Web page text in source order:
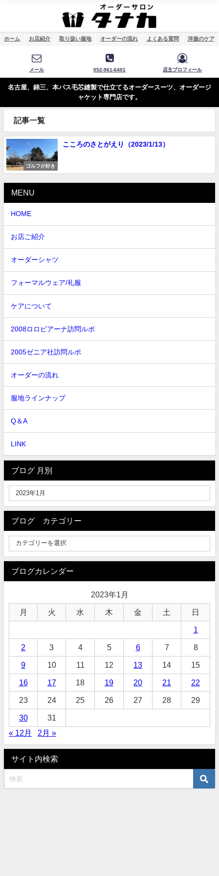
ホーム お店紹介 取り扱い服地 オーダーの流れ よくある質問 洋服のケア
メール 052-961-6401 店主プロフィール
名古屋、錦三、本バス毛芯縫製で仕立てるオーダースーツ、オーダージ
ャケット専門店です。
記事一覧
ゴルフが好き
こころのさとがえり（2023/1/13）
MENU
HOME
お店ご紹介
オーダーシャツ
フォーマルウェア/礼服
ケアについて
2008ロロピアーナ訪問ルポ
2005ゼニア社訪問ルポ
オーダーの流れ
服地ラインナップ
Q＆A
LINK
ブログ 月別
ブログ カテゴリー
ブログカレンダー
2023年1月
月 火 水 木 金 土 日
1
2 3 4 5 6 7 8
9 10 11 12 13 14 15
16 17 18 19 20 21 22
23 24 25 26 27 28 29
30
31
« 12月
2月 »
サイト内検索